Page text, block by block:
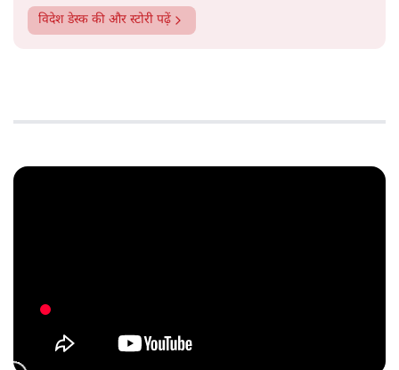
विदेश डेस्क की और स्टोरी पढ़ें